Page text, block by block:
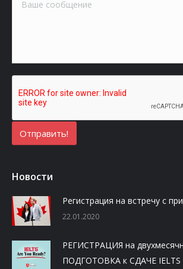
Новости
Регистрация на встречу с
22.01.2020
РЕГИСТРАЦИЯ на
ПОДГОТОВКА к СДАЧЕ IELTS